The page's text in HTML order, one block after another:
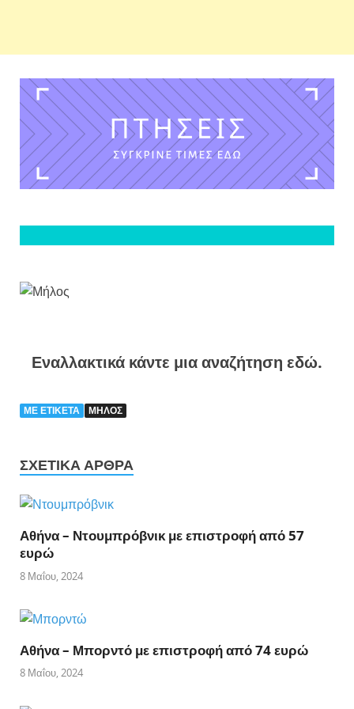
Εναλλακτικά κάντε μια αναζήτηση εδώ.
ΜΕ ΕΤΙΚΈΤΑ ΜΗΛΟΣ
ΣΧΕΤΙΚΆ ΆΡΘΡΑ
Αθήνα – Ντουμπρόβνικ με επιστροφή από 57
ευρώ
8 Μαΐου, 2024
Αθήνα – Μπορντό με επιστροφή από 74 ευρώ
8 Μαΐου, 2024